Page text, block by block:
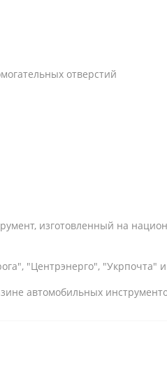
отверстий
изготовленный на
"Центрэнерго", "Укрпочта"
автомобильных